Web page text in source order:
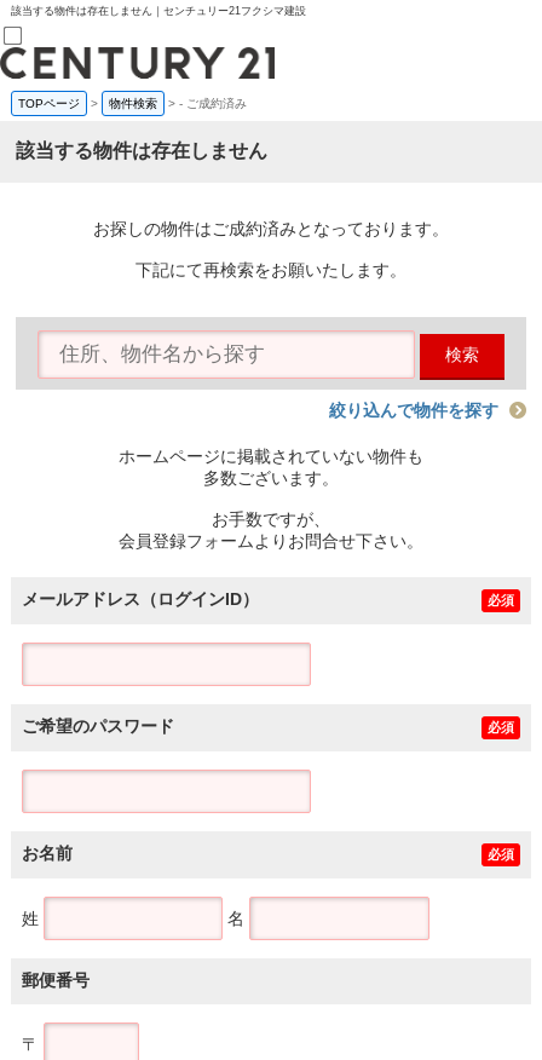
該当する物件は存在しません｜センチュリー21フクシマ建設
売買部
0120-800-844
賃貸部
会員メニュー
物件を探す
購入TOP
条件から探す
住宅ローン控除シミュレータ
TOPページ > 物件検索 >- ご成約済み
該当する物件は存在しません
お探しの物件はご成約済みとなっております。
下記にて再検索をお願いたします。
検索
絞り込んで物件を探す
ホームページに掲載されていない物件も
多数ございます。
お手数ですが、
会員登録フォームよりお問合せ下さい。
メールアドレス（ログインID） 必須
ご希望のパスワード 必須
お名前 必須
姓 名
郵便番号
〒